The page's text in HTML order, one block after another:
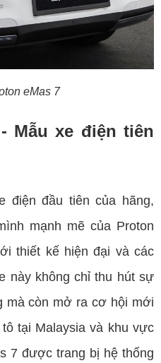
eMas 7
Mẫu xe điện tiên
điện đầu tiên của hãng,
mạnh mẽ của Proton
thiết kế hiện đại và các
này không chỉ thu hút sự
mà còn mở ra cơ hội mới
tại Malaysia và khu vực
7 được trang bị hệ thống